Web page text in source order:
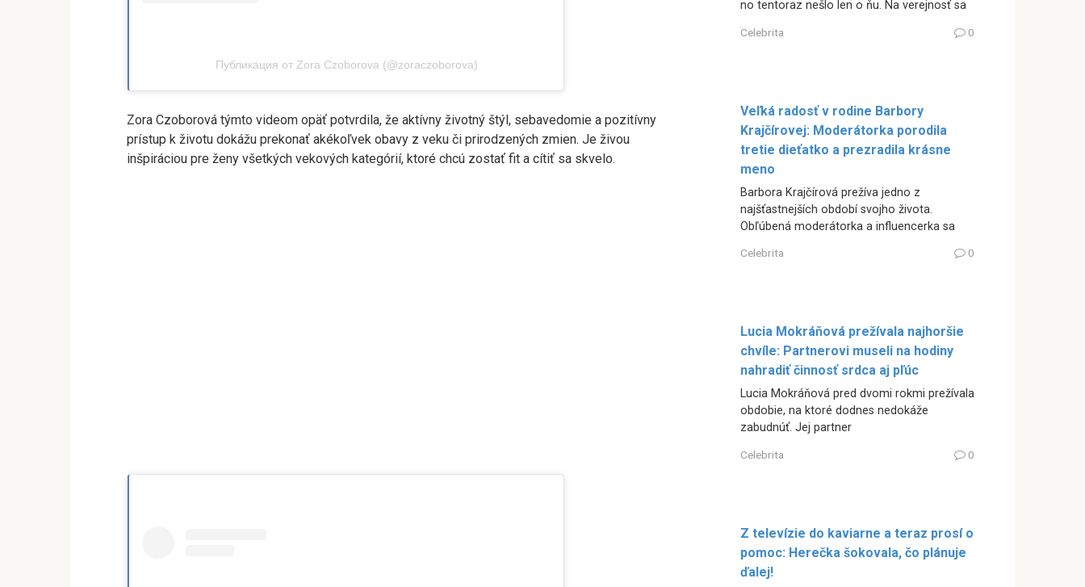
Публикация от Zora Czoborova (@zoraczoborova)
Zora Czoborová týmto videom opäť potvrdila, že aktívny životný štýl, sebavedomie a pozitívny
prístup k životu dokážu prekonať akékoľvek obavy z veku či prirodzených zmien. Je živou
inšpiráciou pre ženy všetkých vekových kategórií, ktoré chcú zostať fit a cítiť sa skvelo.
no tentoraz nešlo len o ňu. Na verejnosť sa
Celebrita 0
Veľká radosť v rodine Barbory
Krajčírovej: Moderátorka porodila
tretie dieťatko a prezradila krásne
meno
Barbora Krajčírová prežíva jedno z
najšťastnejších období svojho života.
Obľúbená moderátorka a influencerka sa
Celebrita 0
Lucia Mokráňová prežívala najhoršie
chvíle: Partnerovi museli na hodiny
nahradiť činnosť srdca aj pľúc
Lucia Mokráňová pred dvomi rokmi prežívala
obdobie, na ktoré dodnes nedokáže
zabudnúť. Jej partner
Celebrita 0
Z televízie do kaviarne a teraz prosí o
pomoc: Herečka šokovala, čo plánuje
ďalej!